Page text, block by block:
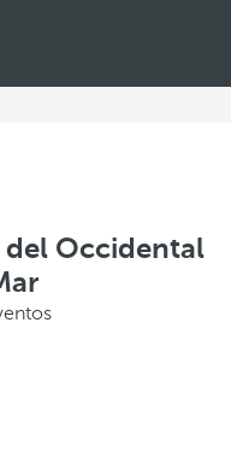
del Occidental